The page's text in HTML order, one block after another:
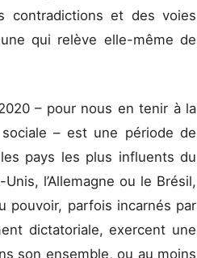
contradictions et des voies
qui relève elle-même de
– pour nous en tenir à la
– est une période de
pays les plus influents du
l’Allemagne ou le Brésil,
pouvoir, parfois incarnés par
dictatoriale, exercent une
son ensemble, ou au moins